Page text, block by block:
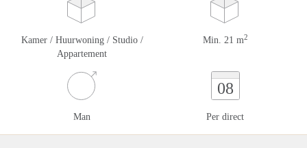
Kamer / Huurwoning / Studio /
Appartement
Min. 21 m2
Man
08
Per direct